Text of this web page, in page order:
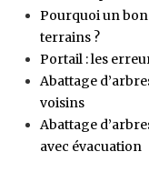
Pourquoi un
terrains ?
Portail : les
Abattage
voisins
Abattage
avec évacuation